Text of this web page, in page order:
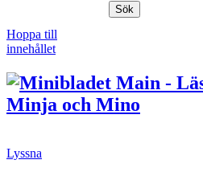
Sök
Hoppa till
innehållet
Lyssna